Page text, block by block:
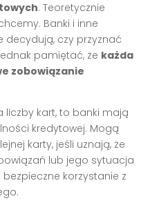
. Teoretycznie
Banki i inne
decydują, czy przyznać
pamiętać, że każda
zobowiązanie
kart, to banki mają
kredytowej. Mogą
karty, jeśli uznają, że
lub jego sytuacja
korzystanie z